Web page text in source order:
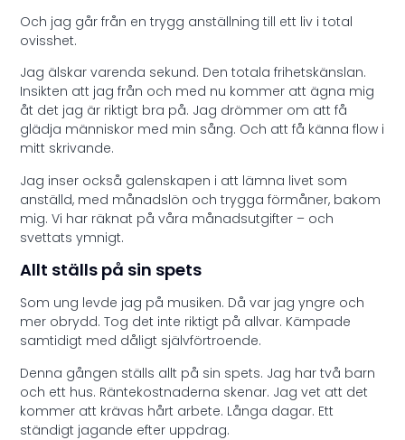
Och jag går från en trygg anställning till ett liv i total
ovisshet.
Jag älskar varenda sekund. Den totala frihetskänslan.
Insikten att jag från och med nu kommer att ägna mig
åt det jag är riktigt bra på. Jag drömmer om att få
glädja människor med min sång. Och att få känna flow i
mitt skrivande.
Jag inser också galenskapen i att lämna livet som
anställd, med månadslön och trygga förmåner, bakom
mig. Vi har räknat på våra månadsutgifter – och
svettats ymnigt.
Allt ställs på sin spets
Som ung levde jag på musiken. Då var jag yngre och
mer obrydd. Tog det inte riktigt på allvar. Kämpade
samtidigt med dåligt självförtroende.
Denna gången ställs allt på sin spets. Jag har två barn
och ett hus. Räntekostnaderna skenar. Jag vet att det
kommer att krävas hårt arbete. Långa dagar. Ett
ständigt jagande efter uppdrag.